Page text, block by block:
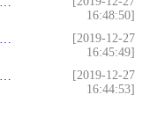
16:48:50]
[2019-12-27
16:45:49]
[2019-12-27
16:44:53]